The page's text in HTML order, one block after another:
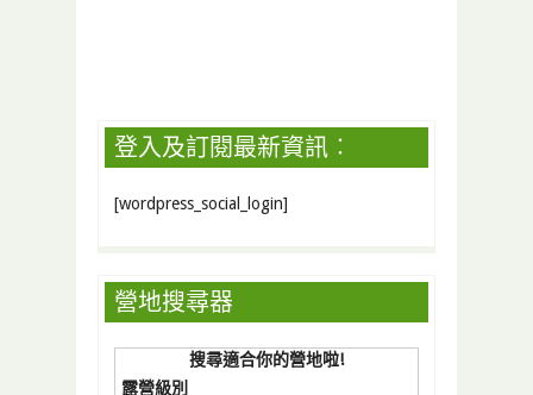
登入及訂閱最新資訊︰
[wordpress_social_login]
營地搜尋器
搜尋適合你的營地啦!
露營級別